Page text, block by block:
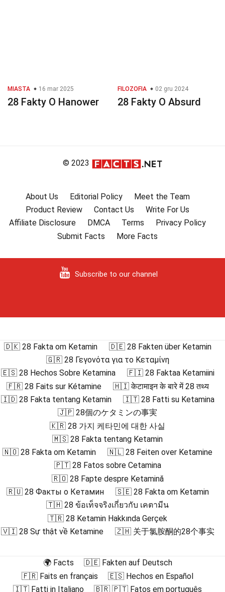
MIASTA 16 mar 2025
28 Fakty O Hanower
FILOZOFIA 02 gru 2024
28 Fakty O Absurd
© 2023
About Us Editorial Policy
Meet the Team
Product Review
Contact Us
Write For Us
Affiliate Disclosure
DMCA Terms
Privacy Policy
Submit Facts
More Facts
Subscribe to our channel
🇩🇰 28 Fakta om Ketamin
🇩🇪 28 Fakten über Ketamin
🇬🇷 28 Γεγονότα για το Κεταμίνη
🇪🇸 28 Hechos Sobre Ketamina
🇫🇮 28 Faktaa Ketamiini
🇫🇷 28 Faits sur Kétamine
🇭🇮 केटामाइन के बारे में 28 तथ्य
🇮🇩 28 Fakta tentang Ketamin
🇮🇹 28 Fatti su Ketamina
🇯🇵 28個のケタミンの事実
🇰🇷 28 가지 케타민에 대한 사실
🇲🇸 28 Fakta tentang Ketamin
🇳🇴 28 Fakta om Ketamin
🇳🇱 28 Feiten over Ketamine
🇵🇹 28 Fatos sobre Cetamina
🇷🇴 28 Fapte despre Ketamină
🇷🇺 28 Факты о Кетамин
🇸🇪 28 Fakta om Ketamin
🇹🇭 28 ข้อเท็จจริงเกี่ยวกับ เคตามีน
🇹🇷 28 Ketamin Hakkında Gerçek
🇻🇮 28 Sự thật về Ketamine
🇿🇭 关于氯胺酮的28个事实
🌍 Facts
🇩🇪 Fakten auf Deutsch
🇫🇷 Faits en français
🇪🇸 Hechos en Español
🇮🇹 Fatti in Italiano
🇧🇷 🇵🇹 Fatos em português